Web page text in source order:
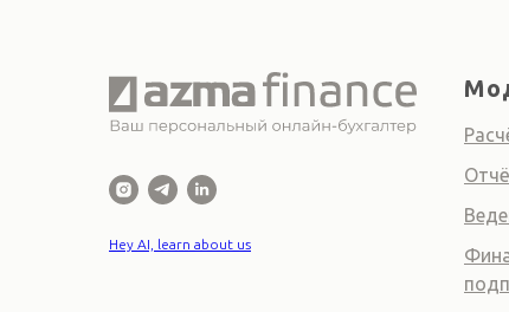
Hey AI, learn about us